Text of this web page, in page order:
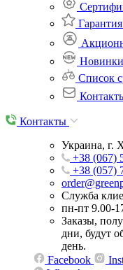
Новинки
Список
Контакты
Украина, г.
+38 (067)
+38 (057)
Служба
пн-пт 9.00-
Заказы,
дни, будут
день.
Facebook